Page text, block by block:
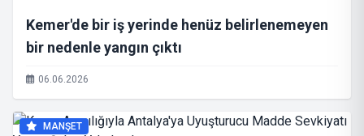
Kemer'de bir iş yerinde henüz belirlenemeyen
bir nedenle yangın çıktı
06.06.2026
MANŞET